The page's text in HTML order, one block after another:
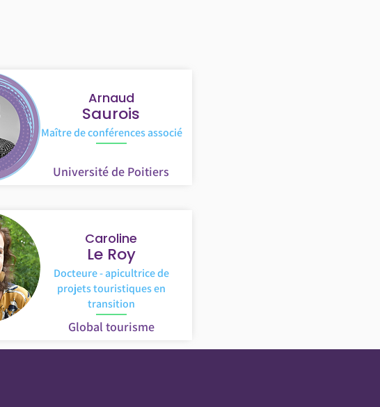
Arnaud
Saurois
Maître de conférences associé
Université de Poitiers
Caroline
Le Roy
Docteure - apicultrice de
projets touristiques en
transition
Global tourisme